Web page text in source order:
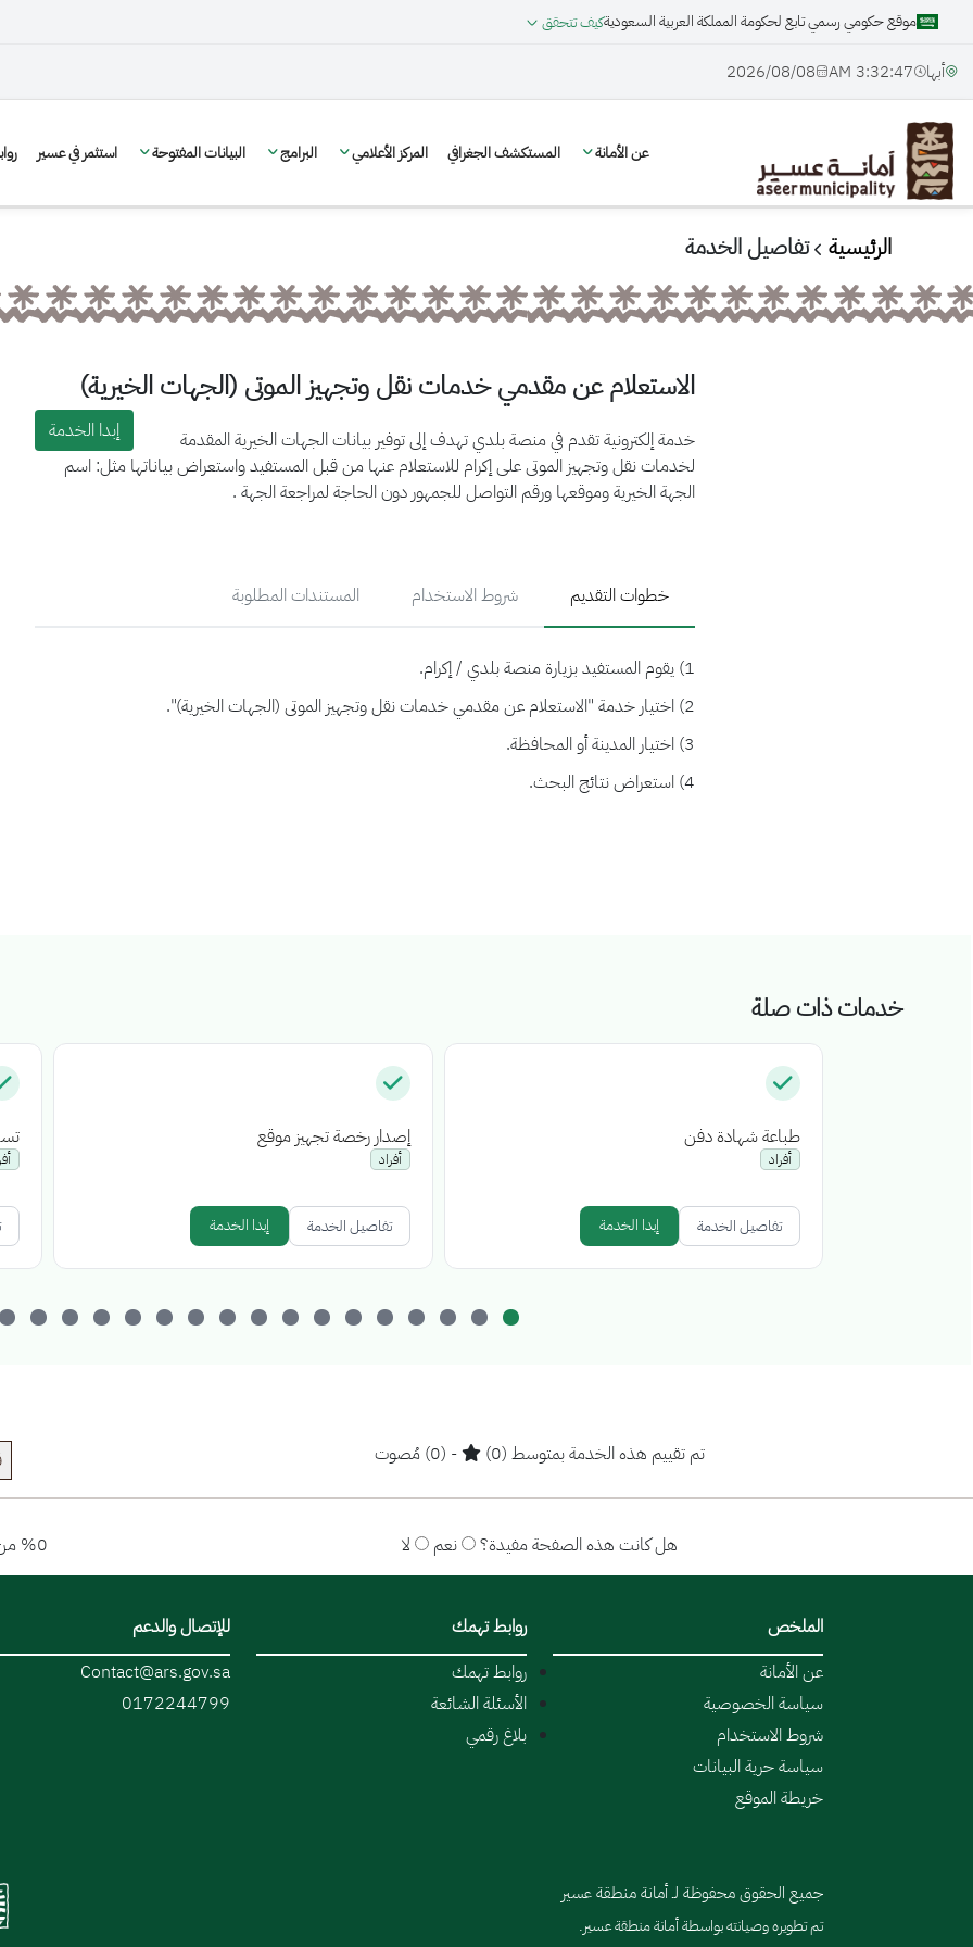
موقع حكومي رسمي تابع لحكومة المملكة العربية السعوديةكيف تتحقق
أبها 3:32:48 AM
08‏/08‏/2026
عن الأمانة المستكشف الجغرافي المركز الأعلامي البرامج البيانات المفتوحة استثمر في عسير
الرئيسية تفاصيل الخدمة
الاستعلام عن مقدمي خدمات نقل وتجهيز الموتى (الجهات الخيرية)
إبدا الخدمة
خدمة إلكترونية تقدم في منصة بلدي تهدف إلى توفير بيانات الجهات الخيرية المقدمة
لخدمات نقل وتجهيز الموتى على إكرام للاستعلام عنها من قبل المستفيد واستعراض بياناتها مثل: اسم
الجهة الخيرية وموقعها ورقم التواصل للجمهور دون الحاجة لمراجعة الجهة .
خطوات التقديم شروط الاستخدام المستندات المطلوبة
1) يقوم المستفيد بزيارة منصة بلدي / إكرام.
2) اختيار خدمة "الاستعلام عن مقدمي خدمات نقل وتجهيز الموتى (الجهات الخيرية)".
3) اختيار المدينة أو المحافظة.
4) استعراض نتائج البحث.
خدمات ذات صلة
طباعة شهادة دفن
أفراد
تفاصيل الخدمة إبدا الخدمة
إصدار رخصة تجهيز موقع
أفراد
تفاصيل الخدمة إبدا الخدمة
تم تقييم هذه الخدمة بمتوسط (0) - (0) مُصوت
هل كانت هذه الصفحة مفيدة؟ نعم لا %0 من المستخدمين قالوا نعم
الملخص
عن الأمانة
سياسة الخصوصية
شروط الاستخدام
سياسة حرية البيانات
خريطة الموقع
روابط تهمك
روابط تهمك
الأسئلة الشائعة
بلاغ رقمي
للإتصال والدعم
Contact@ars.gov.sa
0172244799
جميع الحقوق محفوظة لـ أمانة منطقة عسير
تم تطويره وصيانته بواسطة أمانة منطقة عسير.